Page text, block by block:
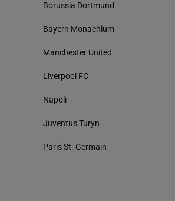
Borussia Dortmund
Bayern Monachium
Manchester United
Liverpool FC
Napoli
Juventus Turyn
Paris St. Germain